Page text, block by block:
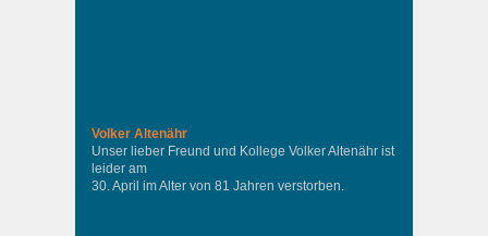
Volker Altenähr
Unser lieber Freund und Kollege Volker Altenähr ist
leider am
30. April im Alter von 81 Jahren verstorben.